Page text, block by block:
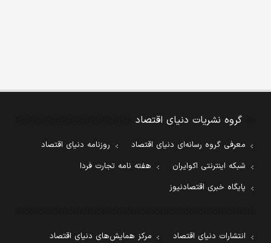
گروه نشریات دنیای اقتصاد
معرفی گروه رسانه‌ای دنیای اقتصاد
روزنامه دنیای اقتصاد
شبکه اینترنتی اکوایران
هفته نامه تجارت فردا
پایگاه خبری اقتصادنیوز
انتشارات دنیای اقتصاد
مرکز همایش‌های دنیای اقتصاد